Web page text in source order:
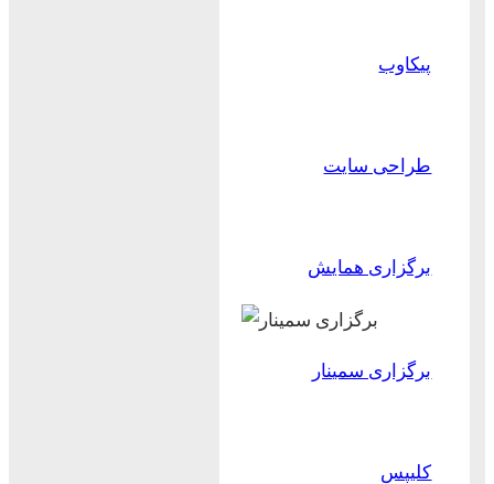
پیکاوب
طراحی سایت
برگزاری همایش
برگزاری سمینار
کلیپس